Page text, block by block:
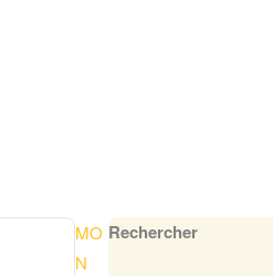
Rechercher
MO
N